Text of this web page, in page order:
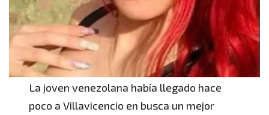
La joven venezolana había llegado hace
poco a Villavicencio en busca un mejor